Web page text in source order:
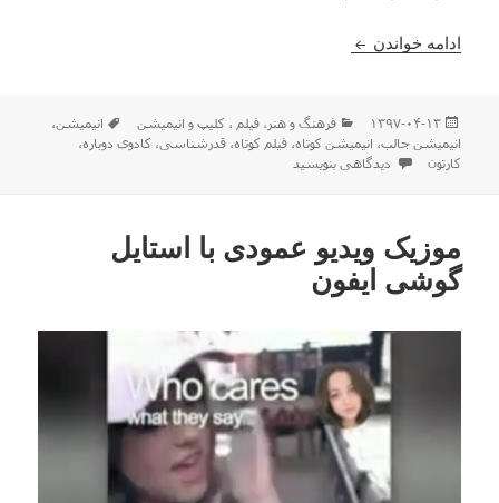
ادامه خواندن انیمیشن جالب و کوتاه کادوی دوباره !
ارسال
شده
در
۱۳۹۷-۰۴-۱۳ دسته‌ها
فرهنگ و هنر ،فیلم ، كليپ و انیمیشن برچسب‌ها
انیمیشن،
انیمیشن جالب، انیمیشن کوتاه،فیلم کوتاه،قدرشناسی، کادوی دوباره،
کارتون
برای انیمیشن جالب و کوتاه کادوی دوباره !
دیدگاهی بنویسید
موزیک ویدیو عمودی با استایل
گوشی ایفون